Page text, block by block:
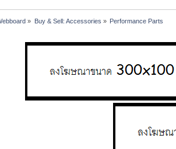
» Buy & Sell: Accessories » Performance Parts